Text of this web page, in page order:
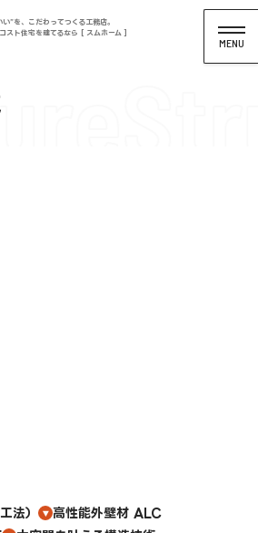
い”を、こだわってつくる工務店。
スト住宅を建てるなら [ スムホーム ]
法）
高性能外壁材 ALC